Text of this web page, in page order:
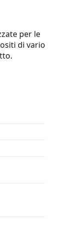
per le
di vario